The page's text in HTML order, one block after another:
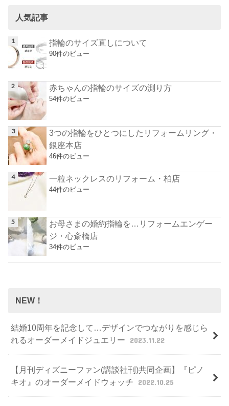
人気記事
指輪のサイズ直しについて
90件のビュー
赤ちゃんの指輪のサイズの測り方
54件のビュー
3つの指輪をひとつにしたリフォームリング・
銀座本店
46件のビュー
一粒ネックレスのリフォーム・柏店
44件のビュー
お母さまの婚約指輪を…リフォームエンゲー
ジ・心斎橋店
34件のビュー
NEW！
結婚10周年を記念して…デザインでつながりを感じら
れるオーダーメイドジュエリー
2023.11.22
【月刊ディズニーファン(講談社刊)共同企画】『ピノ
キオ』のオーダーメイドウォッチ
2022.10.25